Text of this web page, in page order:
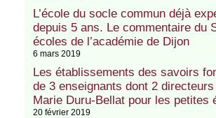
L’école du socle commun déjà
depuis 5 ans. Le commentaire du
écoles de l’académie de Dijon
6 mars 2019
Les établissements des savoirs
de 3 enseignants dont 2
Marie Duru-Bellat pour les petites
20 février 2019